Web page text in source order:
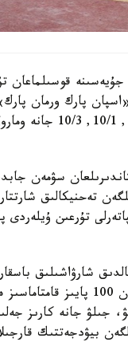
قوسىلماعان
پارك ورمان
سۋمەن
تەحنيكالىق
تۇرعىن
شارۋاشىلىق
تۇرعىندارى
جىلۋ جانە كارىز
بيۋدجەتتىك